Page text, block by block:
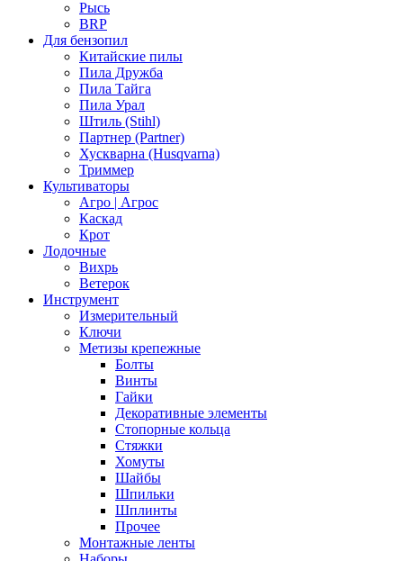
Рысь
BRP
Для бензопил
Китайские пилы
Пила Дружба
Пила Тайга
Пила Урал
Штиль (Stihl)
Партнер (Partner)
Хускварна (Husqvarna)
Триммер
Культиваторы
Агро | Агрос
Каскад
Крот
Лодочные
Вихрь
Ветерок
Инструмент
Измерительный
Ключи
Метизы крепежные
Болты
Винты
Гайки
Декоративные элементы
Стопорные кольца
Стяжки
Хомуты
Шайбы
Шпильки
Шплинты
Прочее
Монтажные ленты